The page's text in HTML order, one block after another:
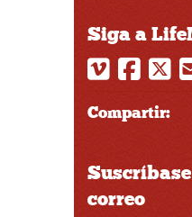
Siga a
Compartir:
correo